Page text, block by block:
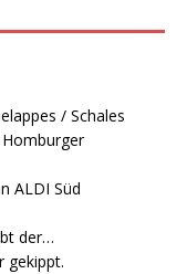
/ Schales
ALDI Süd
der…
gekippt.